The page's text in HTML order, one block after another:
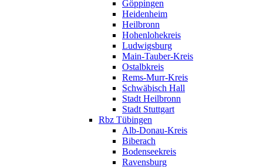
Göppingen
Heidenheim
Heilbronn
Hohenlohekreis
Ludwigsburg
Main-Tauber-Kreis
Ostalbkreis
Rems-Murr-Kreis
Schwäbisch Hall
Stadt Heilbronn
Stadt Stuttgart
Rbz Tübingen
Alb-Donau-Kreis
Biberach
Bodenseekreis
Ravensburg